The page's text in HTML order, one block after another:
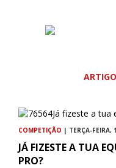
COMPETIÇÃO | TERÇA-FEIRA,
JÁ FIZESTE A TUA
PRO?